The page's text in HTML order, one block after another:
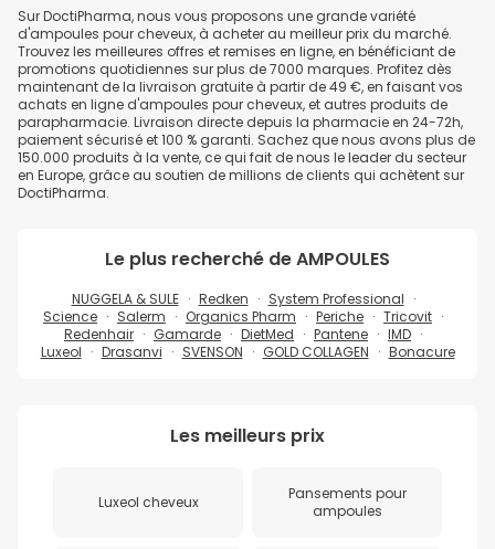
Sur DoctiPharma, nous vous proposons une grande variété
d'ampoules pour cheveux, à acheter au meilleur prix du marché.
Trouvez les meilleures offres et remises en ligne, en bénéficiant de
promotions quotidiennes sur plus de 7000 marques. Profitez dès
maintenant de la livraison gratuite à partir de 49 €, en faisant vos
achats en ligne d'ampoules pour cheveux, et autres produits de
parapharmacie. Livraison directe depuis la pharmacie en 24-72h,
paiement sécurisé et 100 % garanti. Sachez que nous avons plus de
150.000 produits à la vente, ce qui fait de nous le leader du secteur
en Europe, grâce au soutien de millions de clients qui achètent sur
DoctiPharma.
Le plus recherché deAMPOULES
NUGGELA & SULE Redken
System Professional
Science
Salerm Organics Pharm Periche
Tricovit
Redenhair
Gamarde DietMed Pantene
IMD
Luxeol
Drasanvi SVENSON GOLD COLLAGEN Bonacure
Les meilleurs prix
Luxeol cheveux
Pansements pour
ampoules